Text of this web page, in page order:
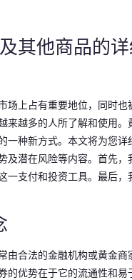
其他商品的
上占有重要地位，同时
越多的人所了解和使用。
种新方式。本文将为您
潜在风险等内容。首先，
支付和投资工具。最后
合法的金融机构或黄金
优势在于它的流通性和